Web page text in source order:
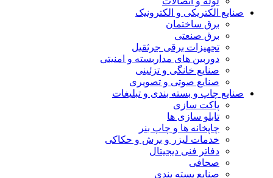
صنایع الکتریکی و الکترونیک
برق ساختمان
برق صنعتی
تجهیزات برقی جرثقیل
دوربین های مداربسته و امنیتی
صنایع خانگی و تزئینی
صنایع صوتی و تصویری
صنایع چاپ و بسته بندی و تبلیغات
پاکت سازی
تابلو سازی ها
چاپخانه ها و چاپ بنر
خدمات لیزر و برش و حکاکی
دفاتر فنی دیجیتال
صحافی
صنایع بسته بندی